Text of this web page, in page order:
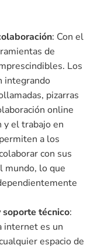
: Con el
de
Los
integrando
pizarras
online
y el trabajo en
a los
con sus
mundo, lo que
técnico:
internet es un
espacio de